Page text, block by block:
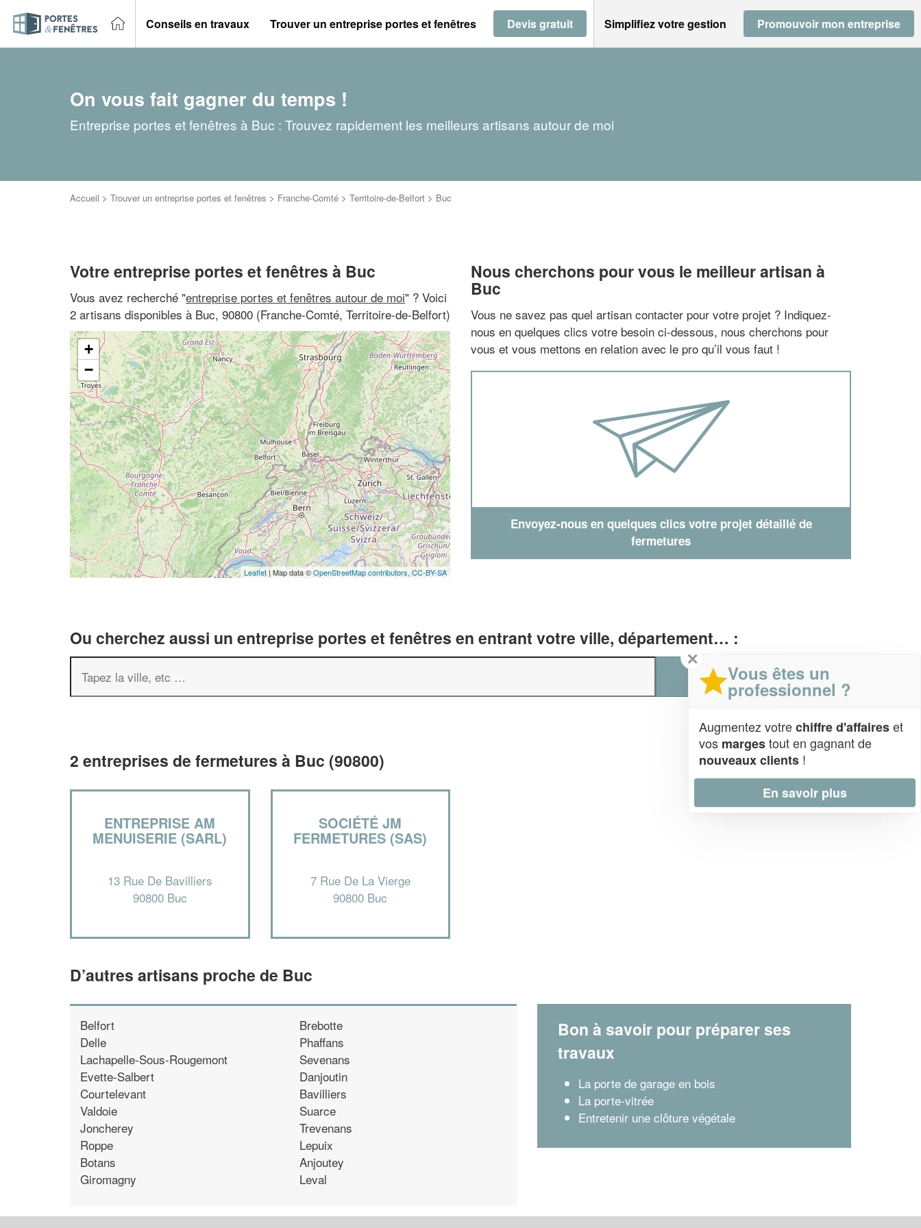
Conseils en travaux Trouver un entreprise portes et fenêtres Devis gratuit Simplifiez votre gestion Promouvoir mon entreprise
On vous fait gagner du temps !
Entreprise portes et fenêtres à Buc : Trouvez rapidement les meilleurs artisans autour de moi
Accueil > Trouver un entreprise portes et fenêtres > Franche-Comté > Territoire-de-Belfort > Buc
Votre entreprise portes et fenêtres à Buc
Vous avez recherché "entreprise portes et fenêtres autour de moi" ? Voici
2 artisans disponibles à Buc, 90800 (Franche-Comté, Territoire-de-Belfort)
+
−
Leaflet| Map data ©OpenStreetMap contributors,CC-BY-SA
Nous cherchons pour vous le meilleur artisan à
Buc
Vous ne savez pas quel artisan contacter pour votre projet ? Indiquez-
nous en quelques clics votre besoin ci-dessous, nous cherchons pour
vous et vous mettons en relation avec le pro qu’il vous faut !
Envoyez-nous en quelques clics votre projet détaillé de
fermetures
Ou cherchez aussi un entreprise portes et fenêtres en entrant votre ville, département… :
2 entreprises de fermetures à Buc (90800)
ENTREPRISE AM
MENUISERIE (SARL)
13 Rue De Bavilliers
90800 Buc
SOCIÉTÉ JM
FERMETURES (SAS)
7 Rue De La Vierge
90800 Buc
D’autres artisans proche de Buc
Belfort
Delle
Lachapelle-Sous-Rougemont
Evette-Salbert
Courtelevant
Valdoie
Joncherey
Roppe
Botans
Giromagny
Brebotte
Phaffans
Sevenans
Danjoutin
Bavilliers
Suarce
Trevenans
Lepuix
Anjoutey
Leval
Bon à savoir pour préparer ses
travaux
La porte de garage en bois
La porte-vitrée
Entretenir une clôture végétale
✕
Vous êtes un
professionnel ?
Augmentez votrechiffre d'affaireset
vos margestout en gagnant de
nouveaux clients !
En savoir plus